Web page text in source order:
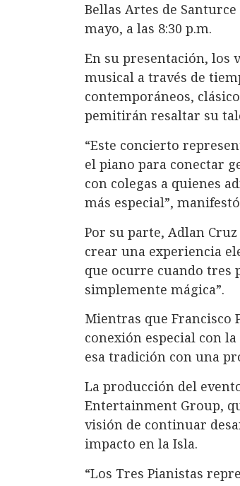
Bellas Artes de
mayo, a las 8:30 p.m.
En su presentación, los
musical a través de
contemporáneos,
pemitirán resaltar su
“Este concierto
el piano para conectar
con colegas a quienes
más especial”,
Por su parte, Adlan
crear una experiencia
que ocurre cuando tres
simplemente mágica”.
Mientras que Francisco
conexión especial con
esa tradición con una
La producción del
Entertainment Group,
visión de continuar
impacto en la Isla.
“Los Tres Pianistas